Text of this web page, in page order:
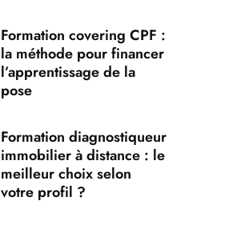
Formation covering CPF :
la méthode pour financer
l’apprentissage de la
pose
Formation diagnostiqueur
immobilier à distance : le
meilleur choix selon
votre profil ?